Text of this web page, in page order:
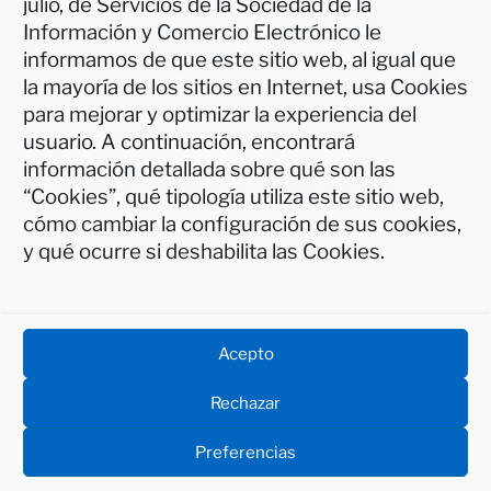
Información y Comercio Electrónico le
informamos de que este sitio web, al igual que
la mayoría de los sitios en Internet, usa Cookies
para mejorar y optimizar la experiencia del
usuario. A continuación, encontrará
información detallada sobre qué son las
“Cookies”, qué tipología utiliza este sitio web,
cómo cambiar la configuración de sus cookies,
y qué ocurre si deshabilita las Cookies.
Acepto
Rechazar
Preferencias
Aviso legal
Política de privacidad
Política de cookies (UE)
Protección de Datos – INFORMACIÓN BÁSICA
Donaciones
Funciona gracias a WordPress